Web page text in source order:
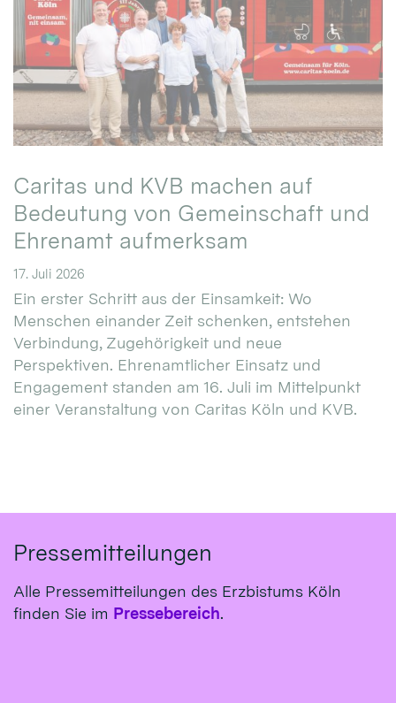
Caritas und KVB machen auf
Bedeutung von Gemeinschaft und
Ehrenamt aufmerksam
17. Juli 2026
Ein erster Schritt aus der Einsamkeit: Wo
Menschen einander Zeit schenken, entstehen
Verbindung, Zugehörigkeit und neue
Perspektiven. Ehrenamtlicher Einsatz und
Engagement standen am 16. Juli im Mittelpunkt
einer Veranstaltung von Caritas Köln und KVB.
Pressemitteilungen
Alle Pressemitteilungen des Erzbistums Köln
finden Sie im Pressebereich.